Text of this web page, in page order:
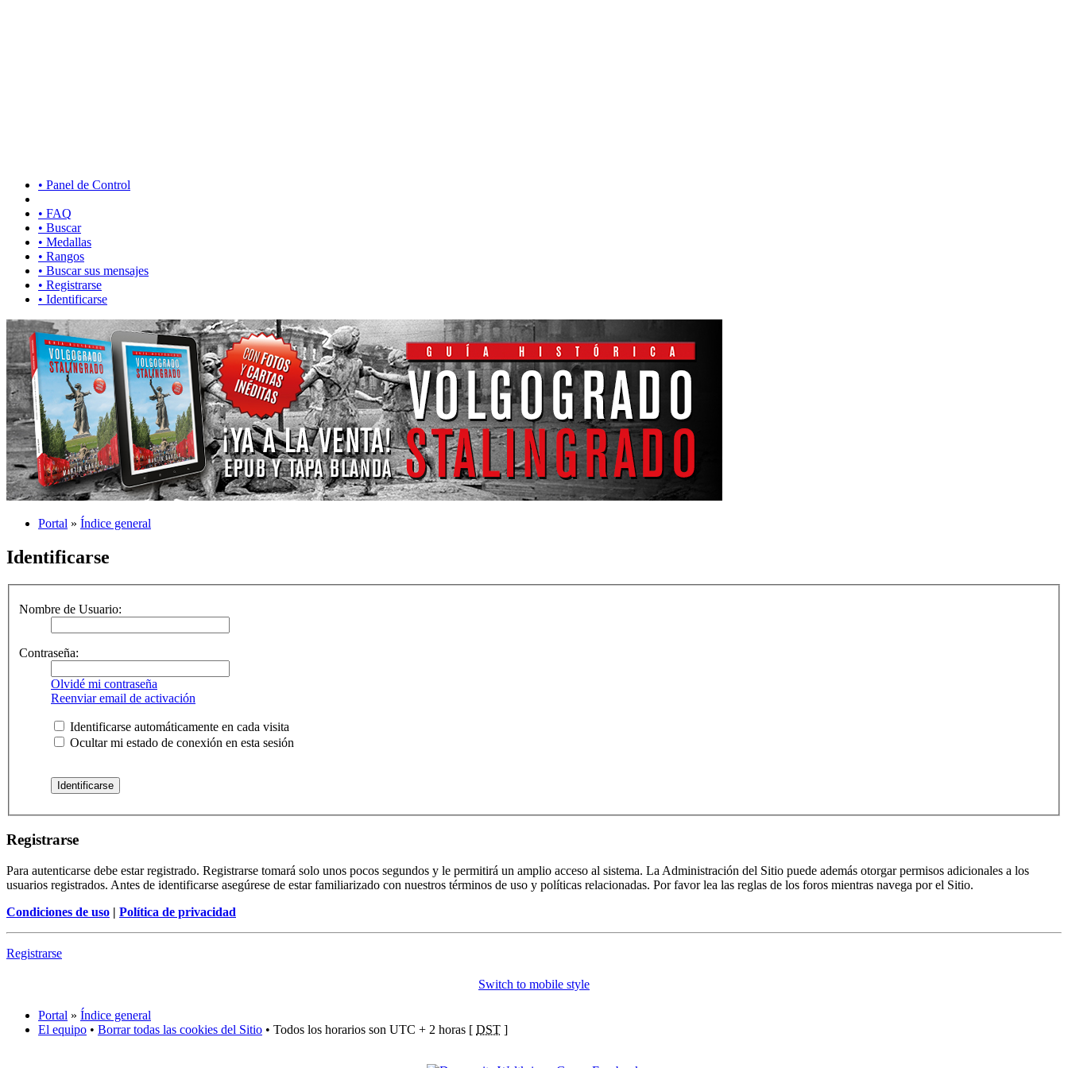
• Panel de Control
• FAQ
• Buscar
• Medallas
• Rangos
• Buscar sus mensajes
• Registrarse
• Identificarse
Portal » Índice general
Identificarse
Nombre de Usuario:
Contraseña:
Olvidé mi contraseña
Reenviar email de activación
Identificarse automáticamente en cada visita
Ocultar mi estado de conexión en esta sesión
Registrarse
Para autenticarse debe estar registrado. Registrarse tomará solo unos pocos segundos y le permitirá un amplio acceso al sistema. La Administración del Sitio puede además otorgar permisos adicionales a los
usuarios registrados. Antes de identificarse asegúrese de estar familiarizado con nuestros términos de uso y políticas relacionadas. Por favor lea las reglas de los foros mientras navega por el Sitio.
Condiciones de uso | Política de privacidad
Registrarse
Switch to mobile style
Portal » Índice general
El equipo • Borrar todas las cookies del Sitio • Todos los horarios son UTC + 2 horas [ DST ]